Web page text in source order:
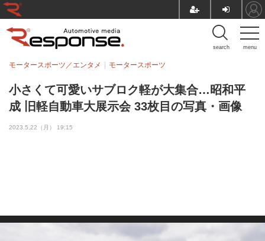
menu
search
小さくて可愛いサブロク軽が大集合…昭和平
成 旧軽自動車大展示会 33枚目の写真・画像
モータースポーツ／エンタメ モータースポーツ
2023.5.22（月） 19:15